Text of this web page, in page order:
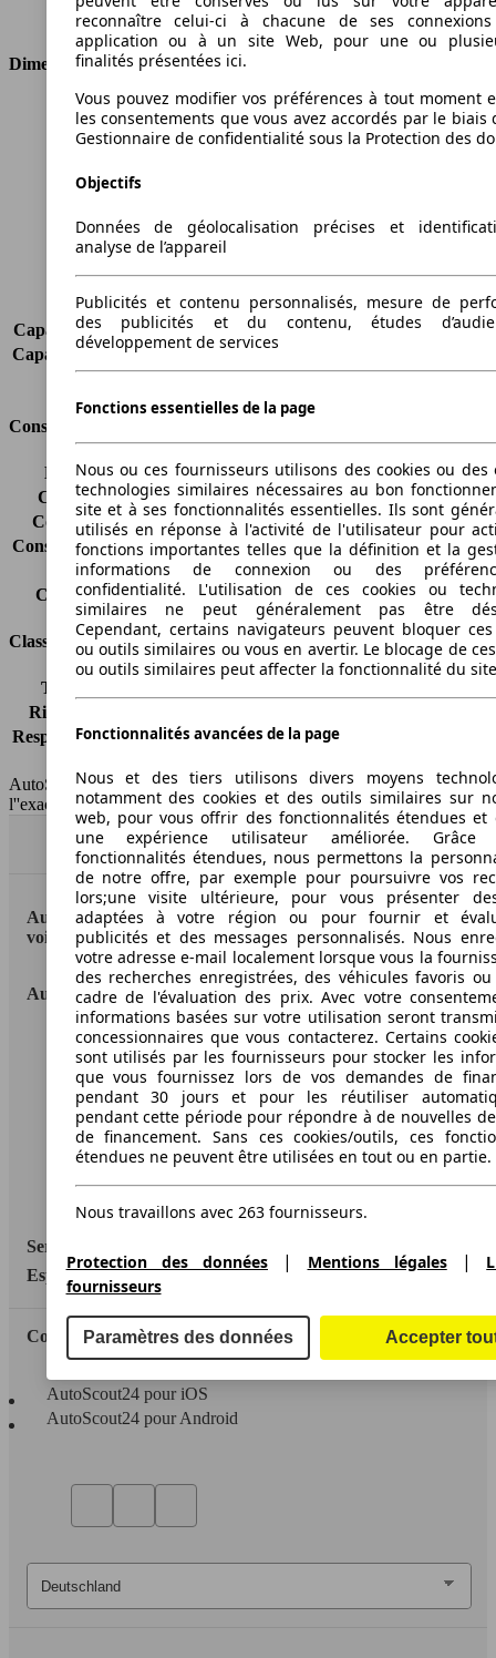
Type de traction
Traction avant
Dimensions
Longueur
4408 mm
Hauteur
1823 mm
Empattement
Charge maximale
676 kg
Portes
Sièges
2
Charge sur toit
-
Capacité de remorquage (sans freins) 650 kg
Capacité de remorquage (avec freins)
Consommation
Émissions de CO2*
133 g/km (komb.)
Consommation (ville)
7.2 l/100km
Consommation (route)
5.1 l/100km
Consommation (combinée)* 5.8 l/100km
Classe d'émissions
Euro 6
Capacité du réservoir
60 l
Classes d'assurance
Tous risques
Risques partiels
Responsabilité civile -
AutoScout24 France SAS décline toute responsabilité concernant
l''exactitude des indications fournies.
Haut
AutoScout24: la plus grande plateforme en ligne de
voitures en Europe
AutoScout24
A propos d'AutoScout24
Conditions d'utilisation
Informations légales
Protection des données
Service
Espace Pro
Contact
AutoScout24 pour iOS
AutoScout24 pour Android
reconnaître celui-ci à chacune de ses
application ou à un site Web, pour une ou
finalités présentées ici.
Vous pouvez modifier vos préférences à tout moment
les consentements que vous avez accordés par le biais
Gestionnaire de confidentialité sous la Protection des
Objectifs
Données de géolocalisation précises et
analyse de l’appareil
Publicités et contenu personnalisés, mesure de
des publicités et du contenu, études
développement de services
Fonctions essentielles de la page
Nous ou ces fournisseurs utilisons des cookies ou des
technologies similaires nécessaires au bon
site et à ses fonctionnalités essentielles. Ils sont
utilisés en réponse à l'activité de l'utilisateur pour
fonctions importantes telles que la définition et la
informations de connexion ou des
confidentialité. L'utilisation de ces cookies ou
similaires ne peut généralement pas être
Cependant, certains navigateurs peuvent bloquer ces
ou outils similaires ou vous en avertir. Le blocage de
ou outils similaires peut affecter la fonctionnalité du
Fonctionnalités avancées de la page
Nous et des tiers utilisons divers moyens
notamment des cookies et des outils similaires sur
web, pour vous offrir des fonctionnalités étendues et
une expérience utilisateur améliorée.
fonctionnalités étendues, nous permettons la
de notre offre, par exemple pour poursuivre vos
lors;une visite ultérieure, pour vous présenter
adaptées à votre région ou pour fournir et
publicités et des messages personnalisés. Nous
votre adresse e-mail localement lorsque vous la
des recherches enregistrées, des véhicules favoris
cadre de l'évaluation des prix. Avec votre
informations basées sur votre utilisation seront
concessionnaires que vous contacterez. Certains
sont utilisés par les fournisseurs pour stocker les
que vous fournissez lors de vos demandes de
pendant 30 jours et pour les réutiliser
pendant cette période pour répondre à de nouvelles
de financement. Sans ces cookies/outils, ces
étendues ne peuvent être utilisées en tout ou en partie.
Nous travaillons avec 263 fournisseurs.
Protection des données | Mentions légales|
fournisseurs
Paramètres des données Accepter